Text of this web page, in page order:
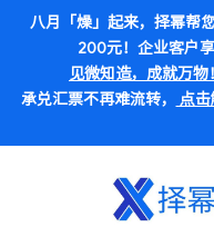
八月「燥」起来，择幂帮
200元！企业客户
见微知造，成就万物！
承兑汇票不再难流转， 点